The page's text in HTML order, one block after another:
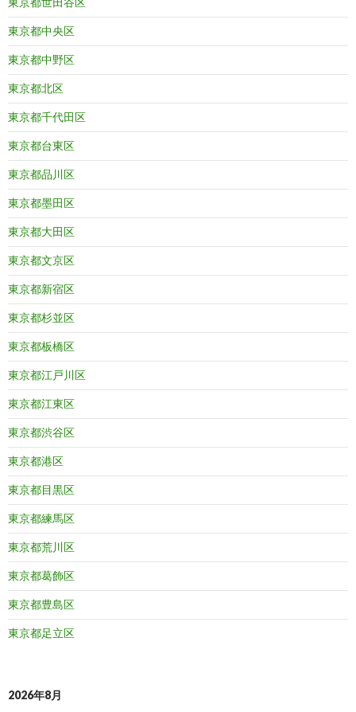
東京都中央区
東京都中野区
東京都北区
東京都千代田区
東京都台東区
東京都品川区
東京都墨田区
東京都大田区
東京都文京区
東京都新宿区
東京都杉並区
東京都板橋区
東京都江戸川区
東京都江東区
東京都渋谷区
東京都港区
東京都目黒区
東京都練馬区
東京都荒川区
東京都葛飾区
東京都豊島区
東京都足立区
2026年8月